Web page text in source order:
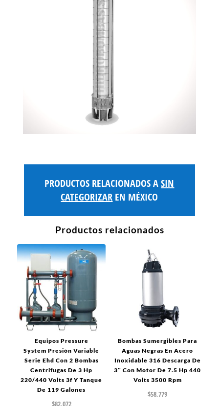
PRODUCTOS RELACIONADOS ASIN
CATEGORIZAR EN MÉXICO
Productos relacionados
Equipos Pressure
System Presión Variable
Serie Ehd Con 2 Bombas
Centrifugas De 3 Hp
220/440 Volts 3f Y Tanque
De 119 Galones
$82,072
Bombas Sumergibles Para
Aguas Negras En Acero
Inoxidable 316 Descarga De
3″ Con Motor De 7.5 Hp 440
Volts 3500 Rpm
$58,779